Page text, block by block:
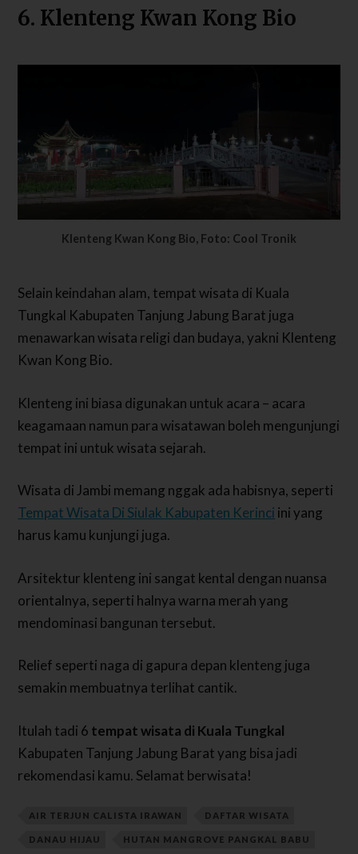
6. Klenteng Kwan Kong Bio
Klenteng Kwan Kong Bio, Foto: Cool Tronik
Selain keindahan alam, tempat wisata di Kuala
Tungkal Kabupaten Tanjung Jabung Barat juga
menawarkan wisata religi dan budaya, yakni Klenteng
Kwan Kong Bio.
Klenteng ini biasa digunakan untuk acara – acara
keagamaan namun para wisatawan boleh mengunjungi
tempat ini untuk wisata sejarah.
Wisata di Jambi memang nggak ada habisnya, seperti
Tempat Wisata Di Siulak Kabupaten Kerinci ini yang
harus kamu kunjungi juga.
Arsitektur klenteng ini sangat kental dengan nuansa
orientalnya, seperti halnya warna merah yang
mendominasi bangunan tersebut.
Relief seperti naga di gapura depan klenteng juga
semakin membuatnya terlihat cantik.
Itulah tadi 6 tempat wisata di Kuala Tungkal
Kabupaten Tanjung Jabung Barat yang bisa jadi
rekomendasi kamu. Selamat berwisata!
AIR TERJUN CALISTA IRAWAN DAFTAR WISATA
DANAU HIJAU HUTAN MANGROVE PANGKAL BABU